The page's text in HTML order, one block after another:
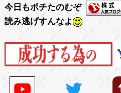
今日もポチたのむぞ
読み逃げすんなよ